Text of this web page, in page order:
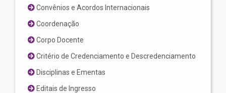
Convênios e Acordos Internacionais
Coordenação
Corpo Docente
Critério de Credenciamento e Descredenciamento
Disciplinas e Ementas
Editais de Ingresso